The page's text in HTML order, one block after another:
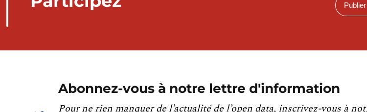
Abonnez-vous à notre lettre d'information
Pour ne rien manquer de l’actualité de l’open data, inscrivez-vous à